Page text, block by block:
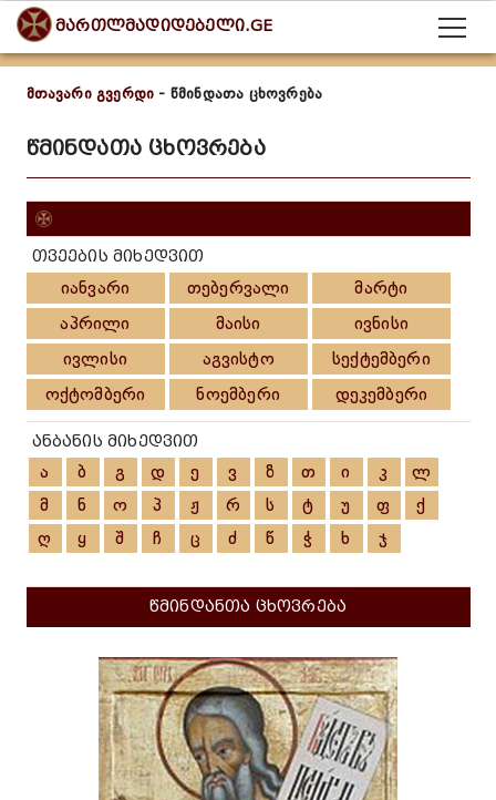
მართლმადიდებელი.GE
მთავარი გვერდი - წმინდათა ცხოვრება
წმინდათა ცხოვრება
თვეების მიხედვით
იანვარი თებერვალი
მარტი
აპრილი
მაისი
ივნისი
ივლისი
აგვისტო
სექტემბერი
ოქტომბერი
ნოემბერი დეკემბერი
ანბანის მიხედვით
ა ბ გ დ ე ვ ზ თ ი კ
ლ
მ
ნ ო პ ჟ რ ს ტ უ ფ
ქ
ღ
ყ შ ჩ ც ძ წ ჭ ხ ჯ
წმინდანთა ცხოვრება